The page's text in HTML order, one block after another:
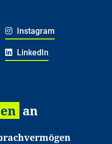
Instagram
LinkedIn
an